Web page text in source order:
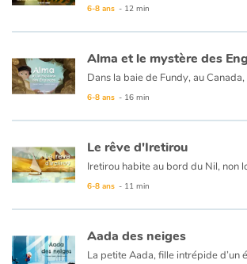
6-8 ans - 12 min
Alma et le mystère des
6-8 ans - 16 min
Le rêve d'Iretirou
6-8 ans - 11 min
Aada des neiges